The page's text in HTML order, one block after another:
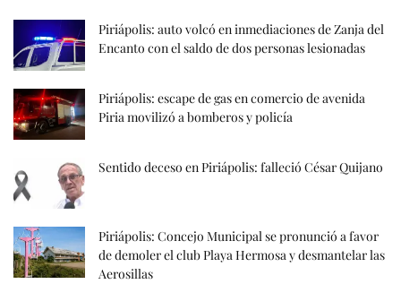
Piriápolis: auto volcó en inmediaciones de Zanja del
Encanto con el saldo de dos personas lesionadas
Piriápolis: escape de gas en comercio de avenida
Piria movilizó a bomberos y policía
Sentido deceso en Piriápolis: falleció César Quijano
Piriápolis: Concejo Municipal se pronunció a favor
de demoler el club Playa Hermosa y desmantelar las
Aerosillas